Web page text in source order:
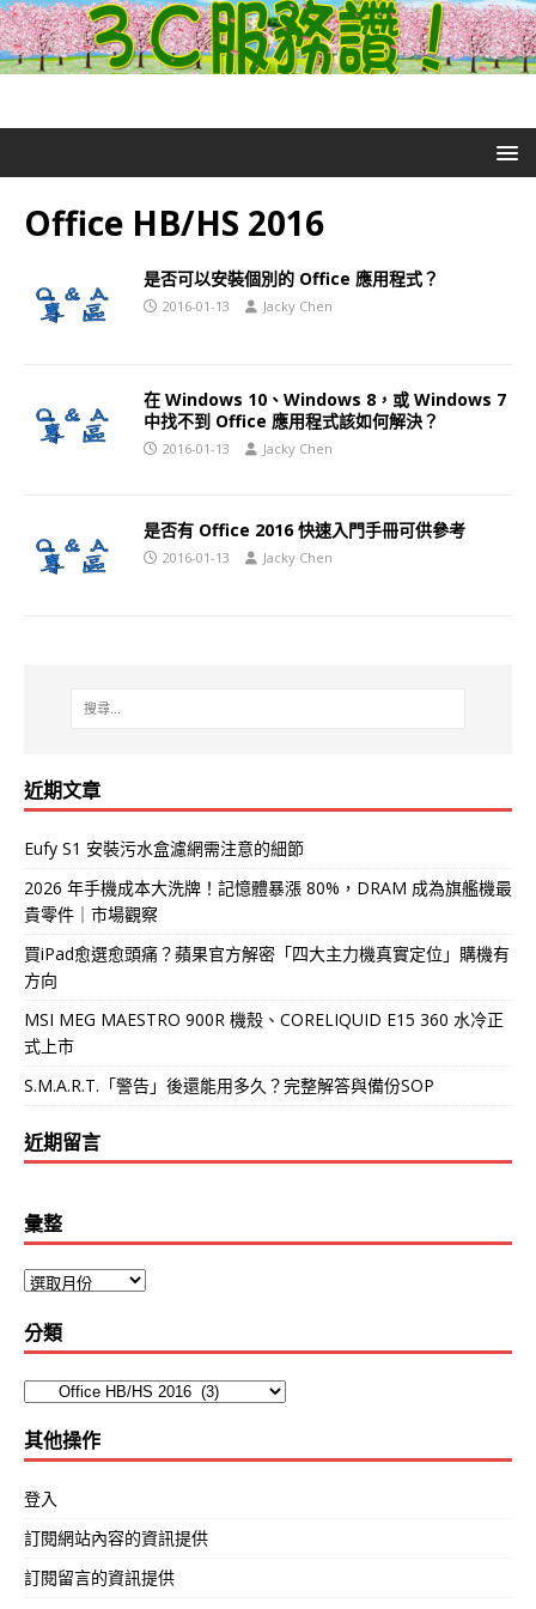
Office HB/HS 2016
是否可以安裝個別的 Office 應用程式？
2016-01-13 Jacky Chen
在 Windows 10、Windows 8，或 Windows 7
中找不到 Office 應用程式該如何解決？
2016-01-13 Jacky Chen
是否有 Office 2016 快速入門手冊可供參考
2016-01-13 Jacky Chen
近期文章
Eufy S1 安裝污水盒濾網需注意的細節
2026 年手機成本大洗牌！記憶體暴漲 80%，DRAM 成為旗艦機最
貴零件｜市場觀察
買iPad愈選愈頭痛？蘋果官方解密「四大主力機真實定位」購機有
方向
MSI MEG MAESTRO 900R 機殼、CORELIQUID E15 360 水冷正
式上市
S.M.A.R.T.「警告」後還能用多久？完整解答與備份SOP
近期留言
彙整
分類
其他操作
登入
訂閱網站內容的資訊提供
訂閱留言的資訊提供